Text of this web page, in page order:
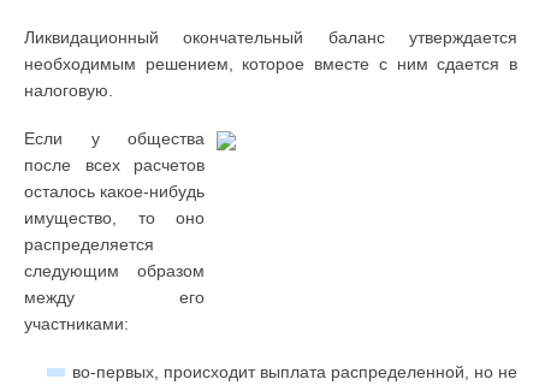
Ликвидационный окончательный баланс утверждается
необходимым решением, которое вместе с ним сдается в
налоговую.
Если у общества
после всех расчетов
осталось какое-нибудь
имущество, то оно
распределяется
следующим образом
между его
участниками:
во-первых, происходит выплата распределенной, но не